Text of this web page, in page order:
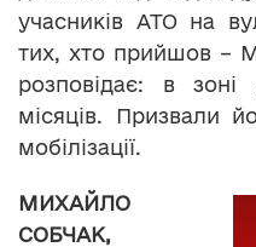
учасників АТО на
тих, хто прийшов –
розповідає: в
місяців. Призвали
мобілізації.
МИХАЙЛО
СОБЧАК,